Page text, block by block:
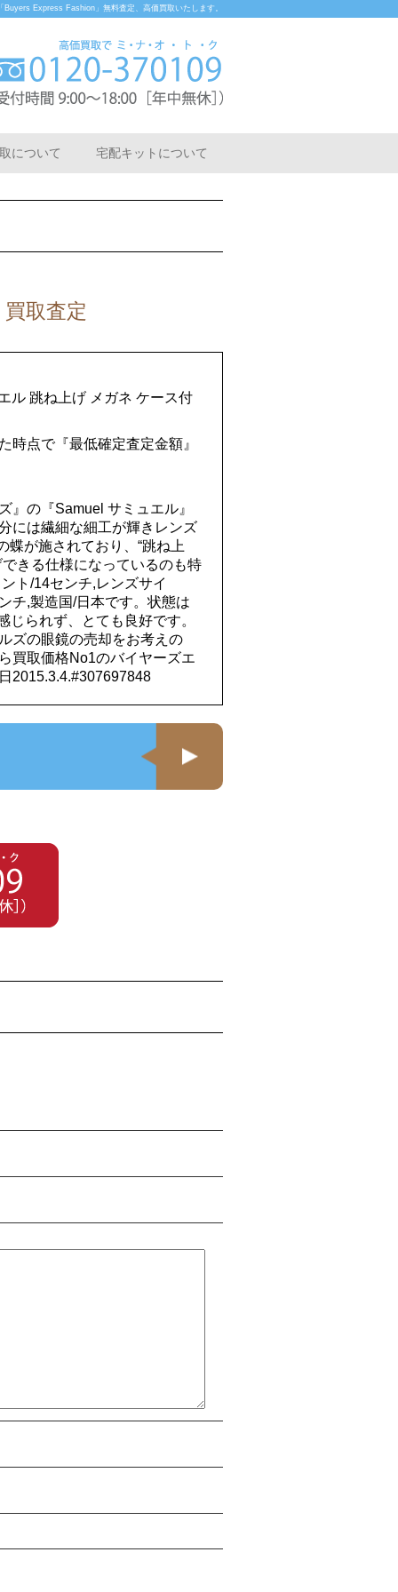
Express Fashion」無料査定、高価買取いたします。
について 宅配キットについて
取査定
ル 跳ね上げ メガネ ケース付
点で『最低確定査定金額』
』の『Samuel サミュエル』
には繊細な細工が輝きレンズ
が施されており、“跳ね上
きる仕様になっているのも特
ト/14センチ,レンズサイ
チ,製造国/日本です。状態は
られず、とても良好です。
ズの眼鏡の売却をお考えの
買取価格No1のバイヤーズエ
2015.3.4.#307697848